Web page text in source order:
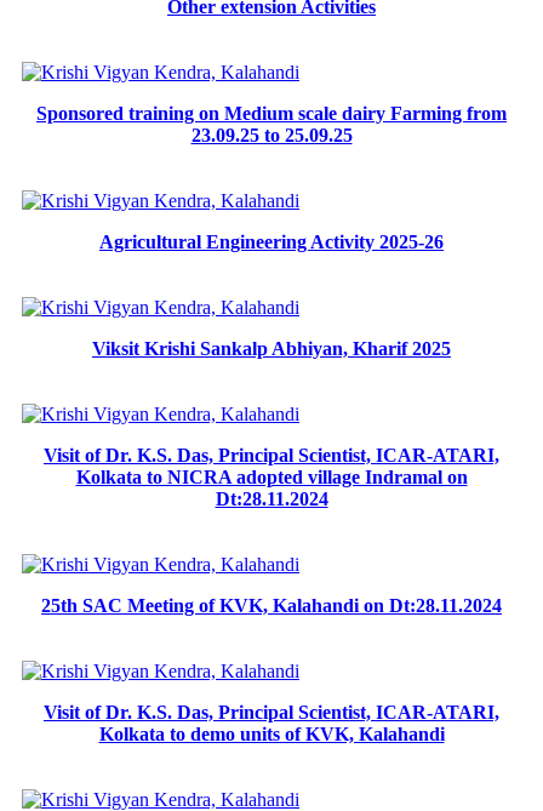
Other extension Activities
Sponsored training on Medium scale dairy Farming from
23.09.25 to 25.09.25
Agricultural Engineering Activity 2025-26
Viksit Krishi Sankalp Abhiyan, Kharif 2025
Visit of Dr. K.S. Das, Principal Scientist, ICAR-ATARI,
Kolkata to NICRA adopted village Indramal on
Dt:28.11.2024
25th SAC Meeting of KVK, Kalahandi on Dt:28.11.2024
Visit of Dr. K.S. Das, Principal Scientist, ICAR-ATARI,
Kolkata to demo units of KVK, Kalahandi